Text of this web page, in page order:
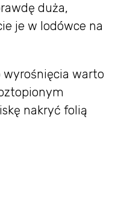
duża,
je w lodówce na
wyrośnięcia warto
nakryć folią